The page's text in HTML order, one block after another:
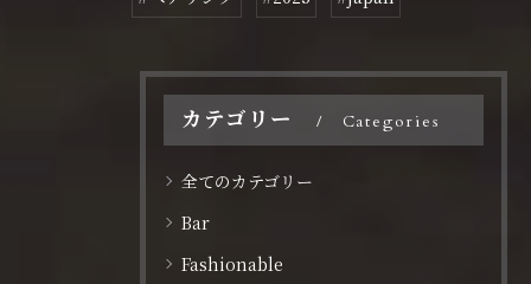
カテゴリー Categories
全てのカテゴリー
Bar
Fashionable